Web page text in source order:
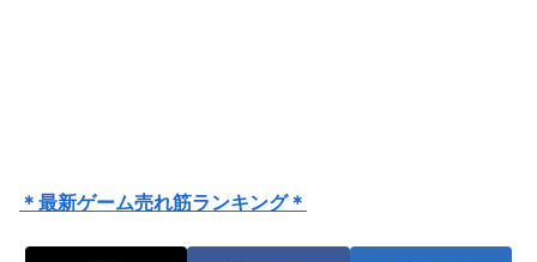
＊最新ゲーム売れ筋ランキング＊